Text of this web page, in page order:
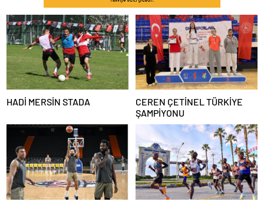
HADİ MERSİN STADA
CEREN ÇETİNEL TÜRKİYE
ŞAMPİYONU